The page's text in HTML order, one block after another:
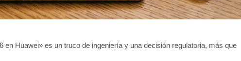
en Huawei» es un truco de ingeniería y una decisión regulatoria, más que